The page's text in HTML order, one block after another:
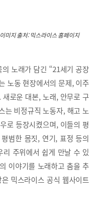
미지 출처: 믹스라이스 홈페이지
의 노래가 담긴 “21세기 공장
노동 현장에서의 문제, 이주
로운 대본, 노래, 안무로 구
는 비정규직 노동자, 해고 노
로 등장시켰으며, 이들의 평
범한 몸짓, 연기, 표정 등의
주위에서 쉽게 만날 수 있
이야기를 노래하고 춤을 추
믹스라이스 공식 웹사이트